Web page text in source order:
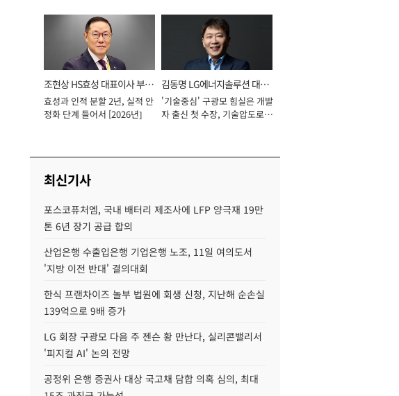
조현상 HS효성 대표이사 부회
장
효성과 인적 분할 2년, 실적 안
정화 단계 들어서 [2026년]
김동명 LG에너지솔루션 대표
이사 사장
'기술중심' 구광모 힘실은 개발
자 출신 첫 수장, 기술압도로
최신기사
포스코퓨처엠, 국내 배터리 제조사에 LFP 양극재 19만
톤 6년 장기 공급 합의
산업은행 수출입은행 기업은행 노조, 11일 여의도서
'지방 이전 반대' 결의대회
한식 프랜차이즈 놀부 법원에 회생 신청, 지난해 순손실
139억으로 9배 증가
LG 회장 구광모 다음 주 젠슨 황 만난다, 실리콘밸리서
'피지컬 AI' 논의 전망
공정위 은행 증권사 대상 국고채 담합 의혹 심의, 최대